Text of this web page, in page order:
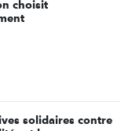
choisit
solidaires contre